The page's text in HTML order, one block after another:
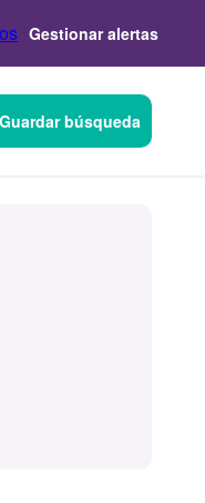
Gestionar alertas
Guardar búsqueda